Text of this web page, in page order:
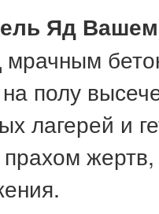
Яд
полу
лагерей и